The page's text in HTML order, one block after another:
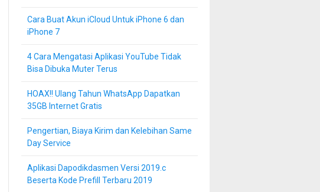
Cara Buat Akun iCloud Untuk iPhone 6 dan
iPhone 7
4 Cara Mengatasi Aplikasi YouTube Tidak
Bisa Dibuka Muter Terus
HOAX!! Ulang Tahun WhatsApp Dapatkan
35GB Internet Gratis
Pengertian, Biaya Kirim dan Kelebihan Same
Day Service
Aplikasi Dapodikdasmen Versi 2019.c
Beserta Kode Prefill Terbaru 2019